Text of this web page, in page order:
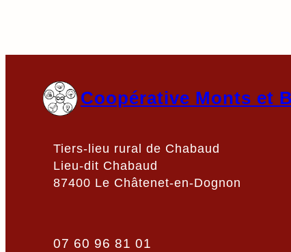
Coopérative Monts et
Tiers-lieu rural de Chabaud
Lieu-dit Chabaud
87400 Le Châtenet-en-Dognon
07 60 96 81 01